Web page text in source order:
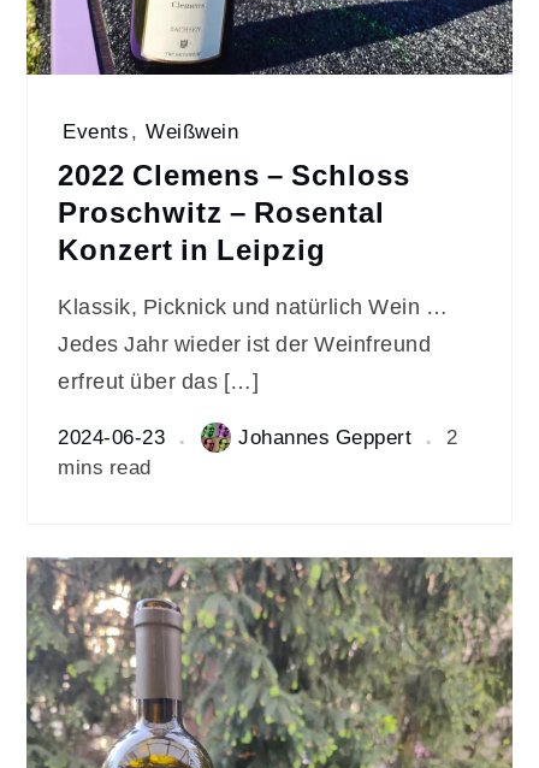
Events, Weißwein
2022 Clemens – Schloss
Proschwitz – Rosental
Konzert in Leipzig
Klassik, Picknick und natürlich Wein …
Jedes Jahr wieder ist der Weinfreund
erfreut über das […]
2024-06-23 Johannes Geppert
2
mins read